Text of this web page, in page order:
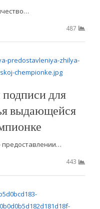
487
для
выдающейся
443